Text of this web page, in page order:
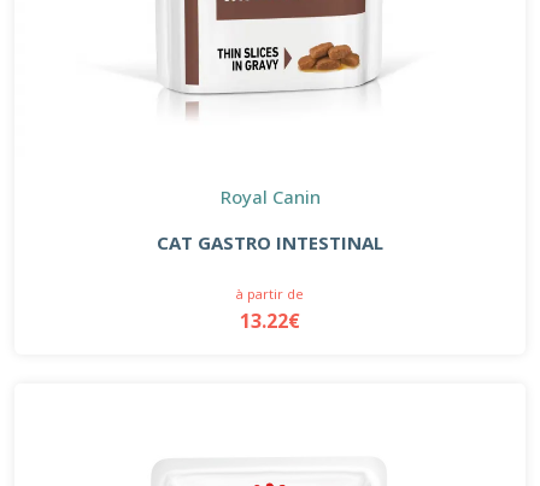
Royal Canin
CAT GASTRO INTESTINAL
à partir de
13.22€